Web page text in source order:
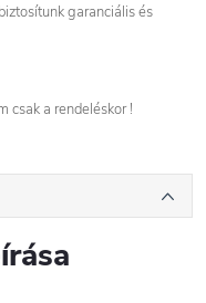
garanciális és
csak a rendeléskor !